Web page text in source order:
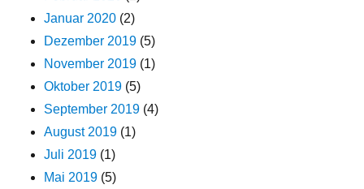
Januar 2020 (2)
Dezember 2019 (5)
November 2019 (1)
Oktober 2019 (5)
September 2019 (4)
August 2019 (1)
Juli 2019 (1)
Mai 2019 (5)